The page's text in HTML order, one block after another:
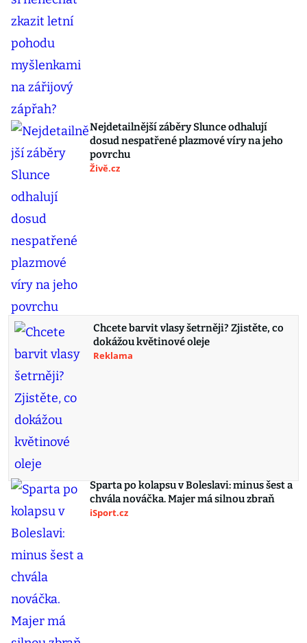
Nejdetailnější záběry Slunce odhalují
dosud nespatřené plazmové víry na jeho
povrchu
Živě.cz
Chcete barvit vlasy šetrněji? Zjistěte, co
dokážou květinové oleje
Reklama
Sparta po kolapsu v Boleslavi: minus šest a
chvála nováčka. Majer má silnou zbraň
iSport.cz